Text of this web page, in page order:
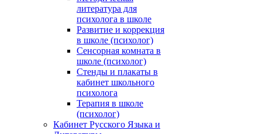
литература для
психолога в школе
Развитие и коррекция
в школе (психолог)
Сенсорная комната в
школе (психолог)
Стенды и плакаты в
кабинет школьного
психолога
Терапия в школе
(психолог)
Кабинет Русского Языка и